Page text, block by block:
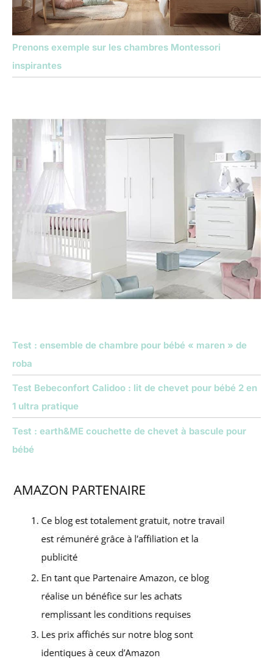
Prenons exemple sur les chambres Montessori
inspirantes
Test : ensemble de chambre pour bébé « maren » de
roba
Test Bebeconfort Calidoo : lit de chevet pour bébé 2 en
1 ultra pratique
Test : earth&ME couchette de chevet à bascule pour
bébé